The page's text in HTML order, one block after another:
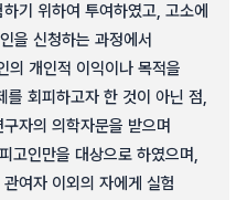
기 위하여 투여하였고, 고소에
을 신청하는 과정에서
의 개인적 이익이나 목적을
를 회피하고자 한 것이 아닌 점,
자의 의학자문을 받으며
고인만을 대상으로 하였으며,
여자 이외의 자에게 실험